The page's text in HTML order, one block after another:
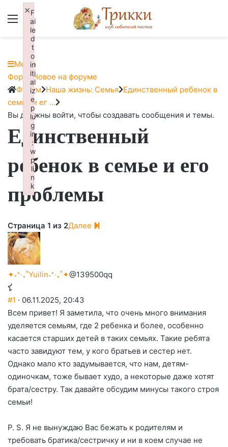
МенюВход
Меню
Навигация
Форума
ФорумНовое на форуме
Форум
breadcrumbs
-
Вы
здесь:
Форум Наша жизнь: Семья Единственный ребенок в
семье и ег …
Вы должны войти, чтобы создавать сообщения и темы.
Единственный
ребенок в семье и его
проблемы
Страница 1 из 2Далее
✦˖⁺‧₊˚Yuilin˖⁺‧₊˚✦@139500qq
#1 · 06.11.2025, 20:43
Всем привет! Я заметила, что очень много внимания
уделяется семьям, где 2 ребенка и более, особенно
касается старших детей в таких семьях. Такие ребята
часто завидуют тем, у кого братьев и сестер нет.
Однако мало кто задумывается, что нам, детям-
одиночкам, тоже бывает худо, а некоторые даже хотят
брата/сестру. Так давайте обсудим минусы такого строя
семьи!
P. S. Я не вынуждаю Вас бежать к родителям и
требовать братика/сестричку и ни в коем случае не
F
ai
le
d
t
o
in
iti
al
iz
e
p
lu
g
in
:
w
p
li
n
k
×
Failed to initialize plugin: wplink